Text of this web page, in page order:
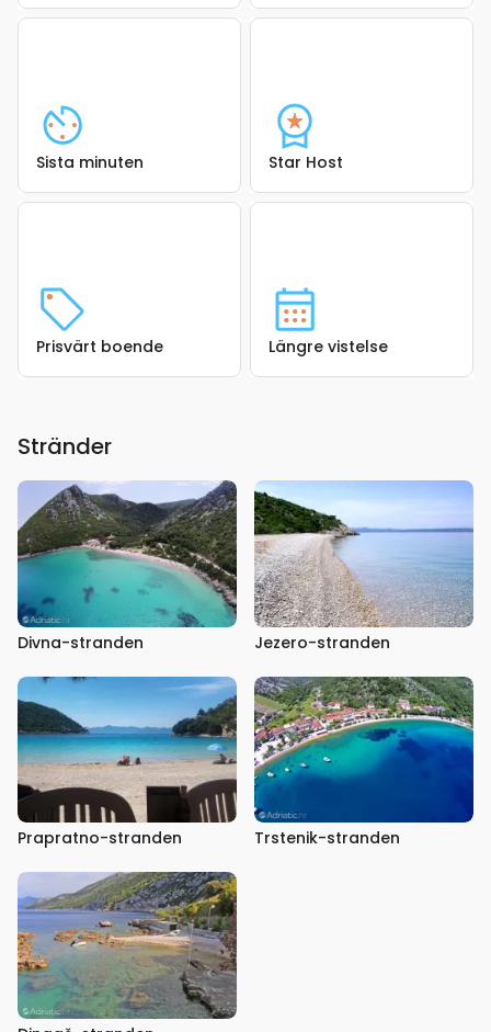
Sista minuten Star Host
Prisvärt boende Längre vistelse
Stränder
Divna-stranden Jezero-stranden
Prapratno-stranden Trstenik-stranden